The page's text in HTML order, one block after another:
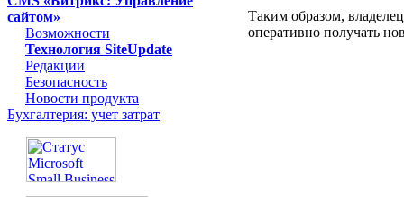
сайтом»
Возможности
Технология SiteUpdate
Редакции
Безопасность
Новости продукта
Бухгалтерия: учет затрат
Таким образом,
оперативно получать